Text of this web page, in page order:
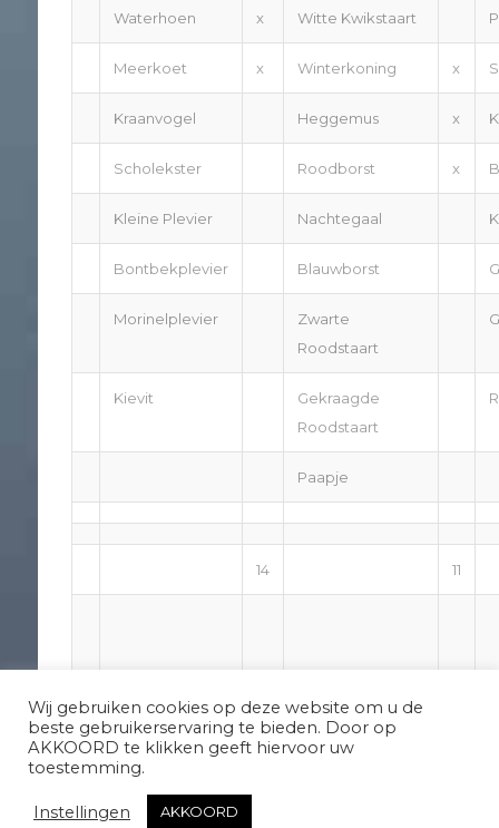
Waterhoen x Witte Kwikstaart
Meerkoet x Winterkoning x
Kraanvogel Heggemus x
Scholekster Roodborst x
Kleine Plevier Nachtegaal
Bontbekplevier Blauwborst
Morinelplevier
Zwarte
Roodstaart
Kievit
Gekraagde
Roodstaart
Paapje
14 11
Wij gebruiken cookies op deze website om u de
beste gebruikerservaring te bieden. Door op
AKKOORD te klikken geeft hiervoor uw
toestemming.
Instellingen AKKOORD